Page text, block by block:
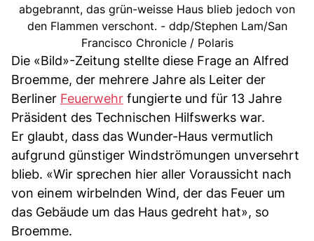
abgebrannt, das grün-weisse Haus blieb jedoch von
den Flammen verschont. - ddp/Stephen Lam/San
Francisco Chronicle / Polaris
Die «Bild»-Zeitung stellte diese Frage an Alfred
Broemme, der mehrere Jahre als Leiter der
Berliner Feuerwehr fungierte und für 13 Jahre
Präsident des Technischen Hilfswerks war.
Er glaubt, dass das Wunder-Haus vermutlich
aufgrund günstiger Windströmungen unversehrt
blieb. «Wir sprechen hier aller Voraussicht nach
von einem wirbelnden Wind, der das Feuer um
das Gebäude um das Haus gedreht hat», so
Broemme.